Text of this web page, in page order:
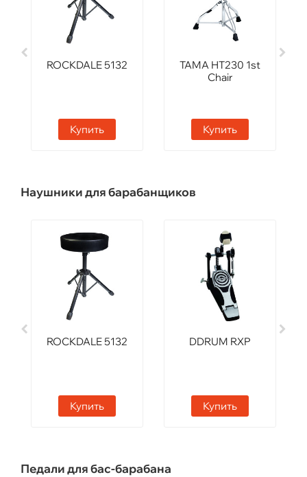
ROCKDALE 5132
Купить
TAMA HT230 1st
Chair
Купить
Наушники для барабанщиков
ROCKDALE 5132
Купить
DDRUM RXP
Купить
Педали для бас-барабана